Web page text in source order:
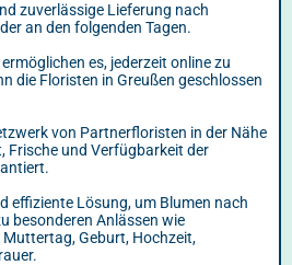
zuverlässige Lieferung nach
an den folgenden Tagen.
es, jederzeit online zu
die Floristen in Greußen geschlossen
von Partnerfloristen in der Nähe
Frische und Verfügbarkeit der
effiziente Lösung, um Blumen nach
besonderen Anlässen wie
Geburt, Hochzeit,